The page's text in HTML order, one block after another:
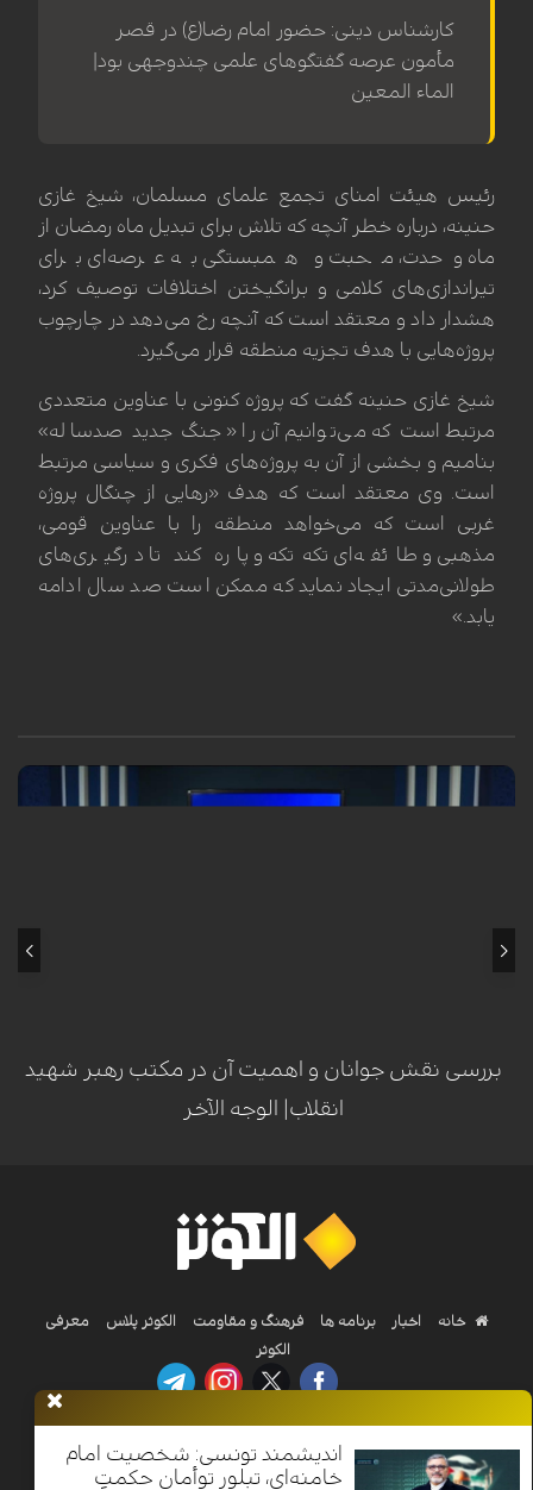
کارشناس دینی: حضور امام رضا(ع) در قصر
مأمون عرصه گفتگوهای علمی چندوجهی بود|
الماء المعین
رئیس هیئت امنای تجمع علمای مسلمان، شیخ غازی
حنینه، درباره خطر آنچه که تلاش برای تبدیل ماه رمضان از
ماه وحدت، محبت و همبستگی به عرصه‌ای برای
تیراندازی‌های کلامی و برانگیختن اختلافات توصیف کرد،
هشدار داد و معتقد است که آنچه رخ می‌دهد در چارچوب
پروژه‌هایی با هدف تجزیه منطقه قرار می‌گیرد.
شیخ غازی حنینه گفت که پروژه کنونی با عناوین متعددی
مرتبط است که می‌توانیم آن را «جنگ جدید صدساله»
بنامیم و بخشی از آن به پروژه‌های فکری و سیاسی مرتبط
است. وی معتقد است که هدف «رهایی از چنگال پروژه
غربی است که می‌خواهد منطقه را با عناوین قومی،
مذهبی و طائفه‌ای تکه‌تکه و پاره کند تا درگیری‌های
طولانی‌مدتی ایجاد نماید که ممکن است صد سال ادامه
یابد.»
بررسی نقش جوانان و اهمیت آن در مکتب رهبر شهید
انقلاب| الوجه الآخر
اندیشمند تونسی: شخصیت امام
خامنه‌ای، تبلورِ توأمانِ حکمتِ
خانه اخبار برنامه ها فرهنگ و مقاومت الکوثر پلاس
معرفی
الکوثر
Nilesat 11900 V | Badr 8 11747 V | Badr5 12284 V
تمامی حقوق محفوظ است